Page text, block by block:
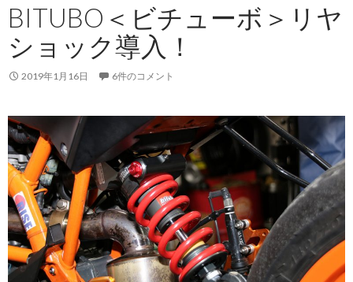
BITUBO＜ビチューボ＞リヤ
ショック導入！
2019年1月16日 6件のコメント